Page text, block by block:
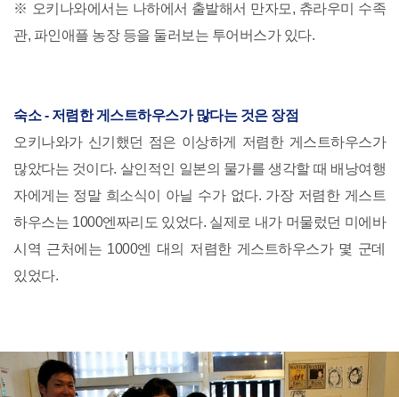
※ 오키나와에서는 나하에서 출발해서 만자모, 츄라우미 수족
관, 파인애플 농장 등을 둘러보는 투어버스가 있다.
숙소 - 저렴한 게스트하우스가 많다는 것은 장점
오키나와가 신기했던 점은 이상하게 저렴한 게스트하우스가
많았다는 것이다. 살인적인 일본의 물가를 생각할 때 배낭여행
자에게는 정말 희소식이 아닐 수가 없다. 가장 저렴한 게스트
하우스는 1000엔짜리도 있었다. 실제로 내가 머물렀던 미에바
시역 근처에는 1000엔 대의 저렴한 게스트하우스가 몇 군데
있었다.